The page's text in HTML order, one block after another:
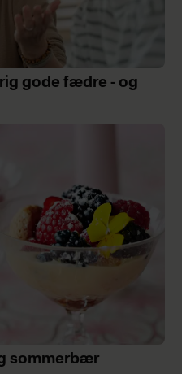
gode fædre - og
sommerbær